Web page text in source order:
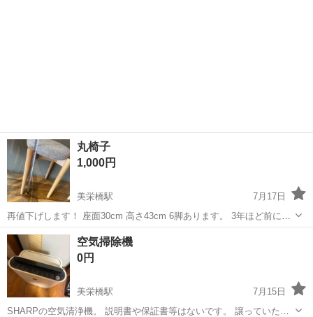
丸椅子
1,000円
美栄橋駅
7月17日
再値下げします！ 座面30cm 高さ43cm 6脚あります。 3年ほど前に購
入し居酒屋にて使用しておりました。目立った汚れや破損はありませ
ん。 宜しくお願い致します。
沖縄 那覇市 美栄橋駅
空気掃除機
0円
美栄橋駅
7月15日
SHARPの空気清浄機。 説明書や保証書等はないです。 譲っていただ